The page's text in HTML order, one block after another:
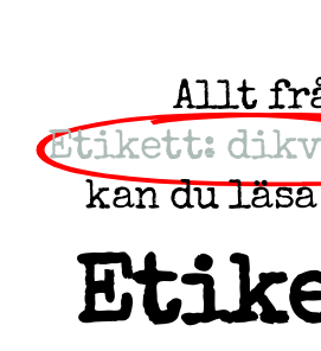
Allt
Etikett:
kan du läsa